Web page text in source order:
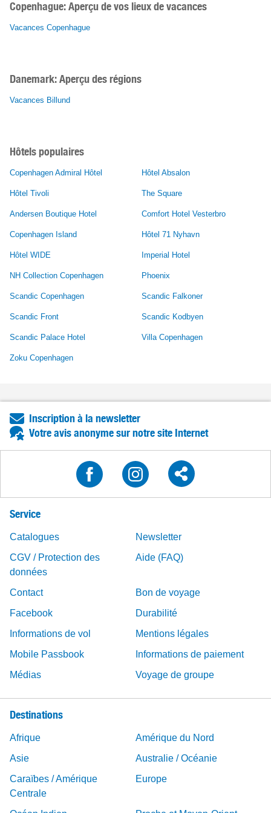
Copenhague:Aperçu de vos lieux de vacances
Vacances Copenhague
Danemark: Aperçu des régions
Vacances Billund
Hôtels populaires
Copenhagen Admiral Hôtel Hôtel Absalon
Hôtel Tivoli The Square
Andersen Boutique Hotel Comfort Hotel Vesterbro
Copenhagen Island Hôtel 71 Nyhavn
Hôtel WIDE Imperial Hotel
NH Collection Copenhagen Phoenix
Scandic Copenhagen Scandic Falkoner
Scandic Front Scandic Kodbyen
Scandic Palace Hotel Villa Copenhagen
Zoku Copenhagen
Inscription à la newsletter
Votre avis anonyme sur notre site Internet
Service
Catalogues
Newsletter
CGV / Protection des
données
Aide (FAQ)
Contact
Bon de voyage
Facebook
Durabilité
Informations de vol
Mentions légales
Mobile Passbook
Informations de paiement
Médias
Voyage de groupe
Destinations
Afrique
Amérique du Nord
Asie
Australie / Océanie
Caraïbes / Amérique
Centrale
Europe